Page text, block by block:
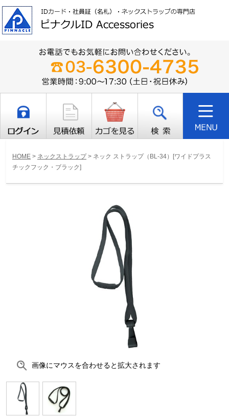
HOME > ネックストラップ> ネック ストラップ（BL-34）[ワイドプラス
チックフック・ブラック]
画像にマウスを合わせると拡大されます